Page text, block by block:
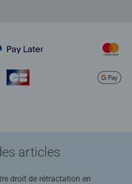
articles
droit de rétractation en